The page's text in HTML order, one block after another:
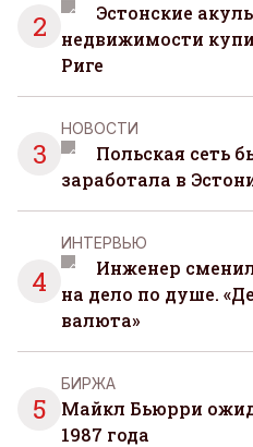
2
Эстонские
недвижимости
Риге
3
НОВОСТИ
Польская сеть
заработала в
4
ИНТЕРВЬЮ
Инженер
на дело по душе.
валюта»
5
БИРЖА
Майкл Бьюрри
1987 года